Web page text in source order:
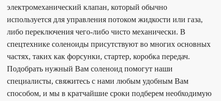
электромеханический клапан, который обычно
используется для управления потоком жидкости или газа,
либо переключения чего-либо чисто механически. В
спецтехнике соленоиды присутствуют во многих основных
частях, таких как форсунки, стартер, коробка передач.
Подобрать нужный Вам соленоид помогут наши
специалисты, свяжитесь с нами любым удобным Вам
способом, и мы в кратчайшие сроки подберем необходимую